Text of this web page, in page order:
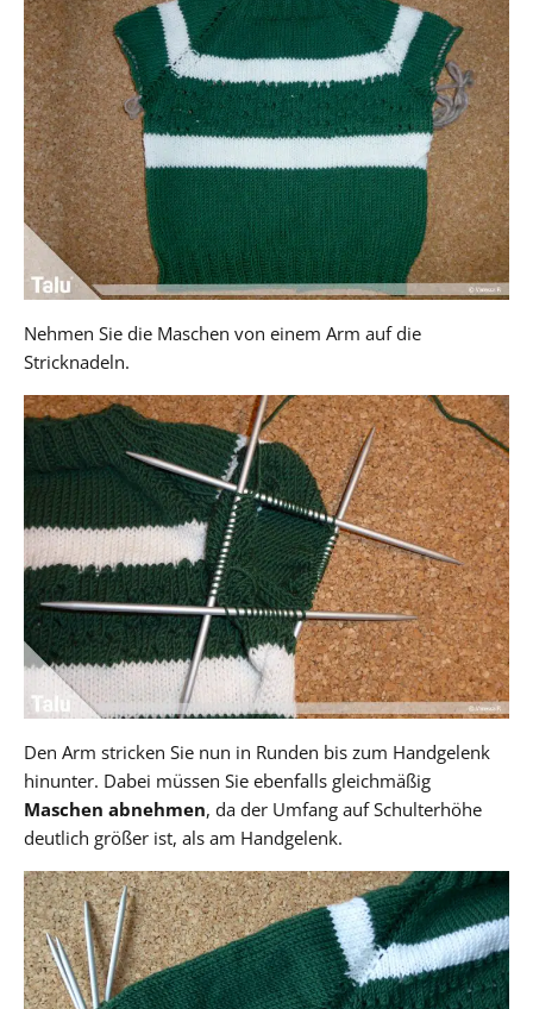
Nehmen Sie die Maschen von einem Arm auf die
Stricknadeln.
Den Arm stricken Sie nun in Runden bis zum Handgelenk
hinunter. Dabei müssen Sie ebenfalls gleichmäßig
Maschen abnehmen, da der Umfang auf Schulterhöhe
deutlich größer ist, als am Handgelenk.